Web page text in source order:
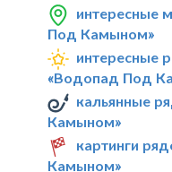
интересные
Под Камыном»
интересные
«Водопад Под
кальянные
Камыном»
картинги
Камыном»